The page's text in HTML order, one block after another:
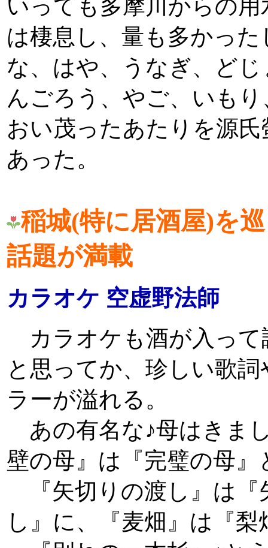
いっても多摩川からの
は棲息し、量も多かっ
な、はや、うなぎ、ど
んごろう、やご、いも
おい茂ったあたりを源
あった。
稲城(特に居酒屋)を
話題が満載
カラオケ 空虚野法師
カラオケも酒が入って
と思ってか、珍しい歌
ラーが溢れる。
あの有名な♪母はきま
壁の母』は『完璧の母
『矢切りの渡し』は『
し』に、『麦畑』は『